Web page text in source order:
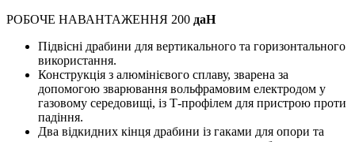
РОБОЧЕ НАВАНТАЖЕННЯ 200 даН
Підвісні драбини для вертикального та горизонтального
використання.
Конструкція з алюмінієвого сплаву, зварена за
допомогою зварювання вольфрамовим електродом у
газовому середовищі, із Т-профілем для пристрою проти
падіння.
Два відкидних кінця драбини із гаками для опори та